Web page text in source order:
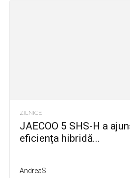
ZILNICE
JAECOO 5 SHS-H a
eficiența hibridă...
AndreaS